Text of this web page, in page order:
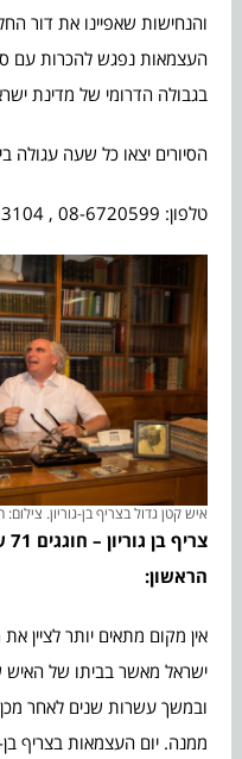
והנחישות שאפיינו את דור
העצמאות נפגש להכרות עם
בגבולה הדרומי של מדינת
הסיורים יצאו כל שעה עגולה בין השעות
טלפון: 08-6720599 , 052-3923104
איש קטן גדול בצריף בן-גוריון. צילום:
הראשון:
אין מקום מתאים יותר לציין
ישראל מאשר בביתו של
ובמשך עשרות שנים לאחר
ממנה. יום העצמאות בצריף בן-